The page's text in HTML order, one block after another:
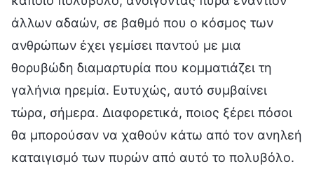
άλλων αδαών, σε βαθμό που ο κόσμος των
ανθρώπων έχει γεμίσει παντού με μια
θορυβώδη διαμαρτυρία που κομματιάζει τη
γαλήνια ηρεμία. Ευτυχώς, αυτό συμβαίνει
τώρα, σήμερα. Διαφορετικά, ποιος ξέρει πόσοι
θα μπορούσαν να χαθούν κάτω από τον ανηλεή
καταιγισμό των πυρών από αυτό το πολυβόλο.